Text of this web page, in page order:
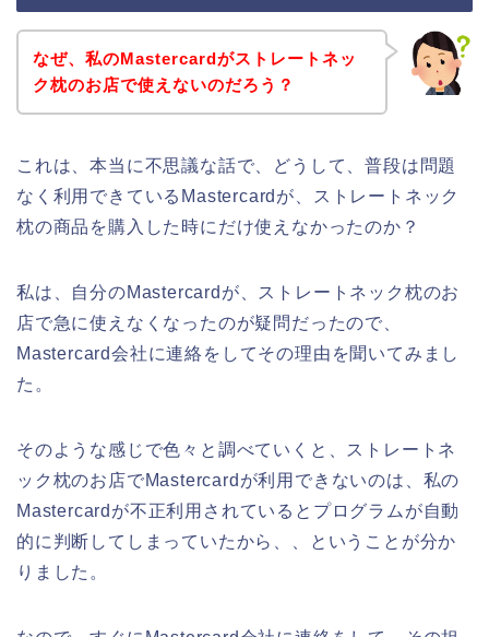
なぜ、私のMastercardがストレートネッ
ク枕のお店で使えないのだろう？
これは、本当に不思議な話で、どうして、普段は問題
なく利用できているMastercardが、ストレートネック
枕の商品を購入した時にだけ使えなかったのか？
私は、自分のMastercardが、ストレートネック枕のお
店で急に使えなくなったのが疑問だったので、
Mastercard会社に連絡をしてその理由を聞いてみまし
た。
そのような感じで色々と調べていくと、ストレートネ
ック枕のお店でMastercardが利用できないのは、私の
Mastercardが不正利用されているとプログラムが自動
的に判断してしまっていたから、、ということが分か
りました。